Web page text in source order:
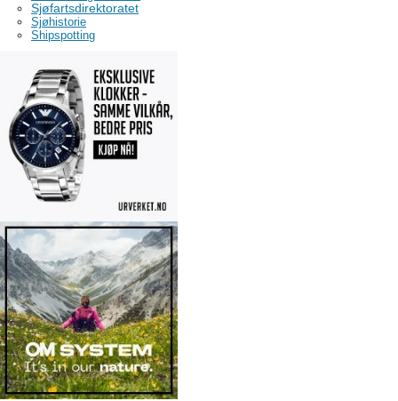
Sjøfartsdirektoratet
Sjøhistorie
Shipspotting